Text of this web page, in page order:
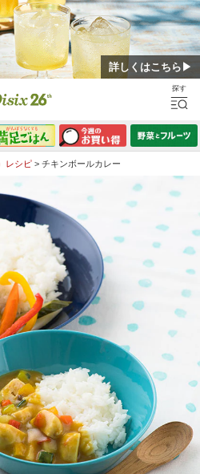
詳しくはこちら▶
レシピ > チキンボールカレー